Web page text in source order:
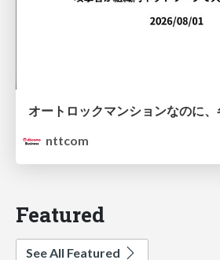
nttcom
Featured
See All Featured